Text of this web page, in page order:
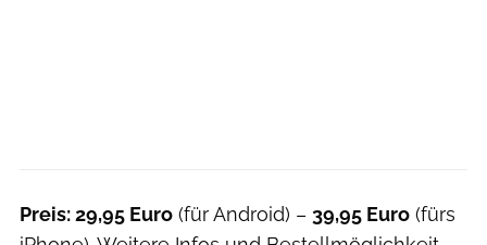
Preis: 29,95 Euro (für Android) – 39,95 Euro (fürs